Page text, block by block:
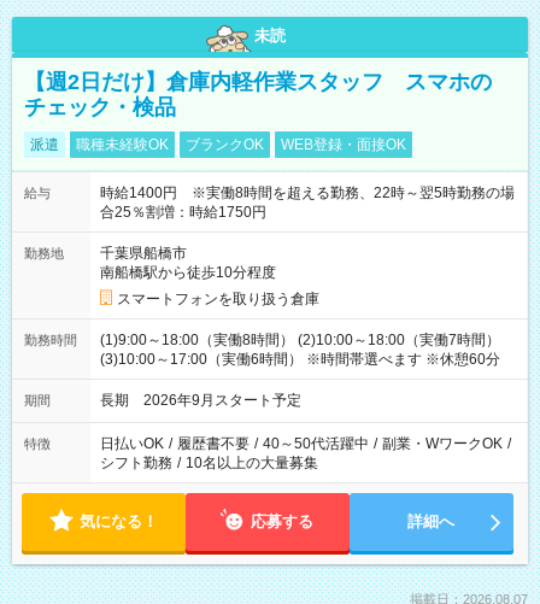
未読
【週2日だけ】倉庫内軽作業スタッフ スマホの
チェック・検品
派遣 職種未経験OK ブランクOK WEB登録・面接OK
給与
時給1400円 ※実働8時間を超える勤務、22時～翌5時勤務の場
合25％割増：時給1750円
勤務地
千葉県船橋市
南船橋駅から徒歩10分程度
スマートフォンを取り扱う倉庫
勤務時間
(1)9:00～18:00（実働8時間） (2)10:00～18:00（実働7時間）
(3)10:00～17:00（実働6時間） ※時間帯選べます ※休憩60分
期間 長期 2026年9月スタート予定
特徴 日払いOK / 履歴書不要 / 40～50代活躍中 / 副業・WワークOK /
シフト勤務 / 10名以上の大量募集
気になる！ 応募する 詳細へ
掲載日：2026.08.07